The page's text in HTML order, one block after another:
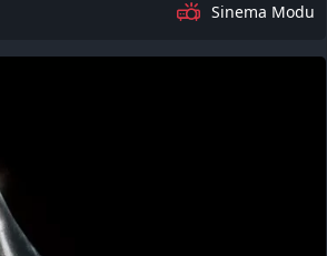
Sinema Modu